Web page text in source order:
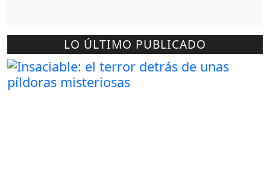
LO ÚLTIMO PUBLICADO